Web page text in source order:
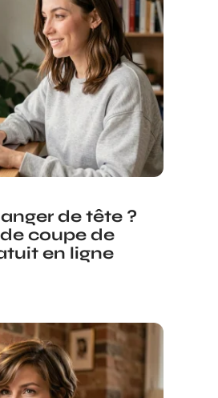
de tête ?
coupe de
en ligne